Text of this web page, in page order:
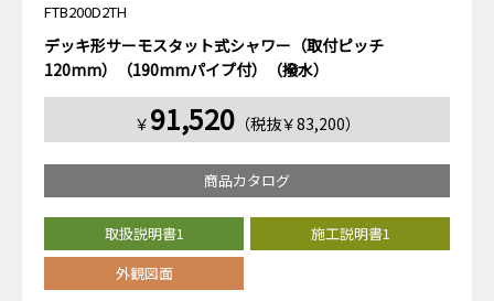
FTB200D2TH
デッキ形サーモスタット式シャワー（取付ピッチ
120mm）（190mmパイプ付）（撥水）
￥ 91,520（税抜￥83,200）
商品カタログ
取扱説明書1
施工説明書1
外観図面